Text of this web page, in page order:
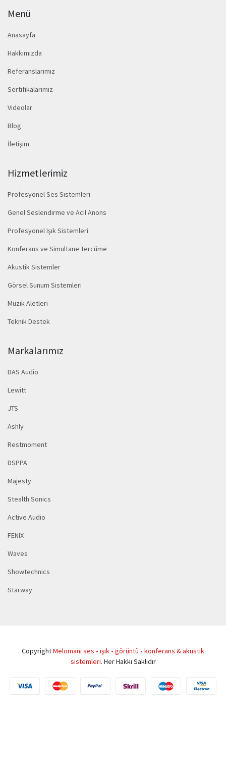
Menü
Anasayfa
Hakkımızda
Referanslarımız
Sertifikalarımız
Videolar
Blog
İletişim
Hizmetlerimiz
Profesyonel Ses Sistemleri
Genel Seslendirme ve Acil Anons
Profesyonel Işık Sistemleri
Konferans ve Simultane Tercüme
Akustik Sistemler
Görsel Sunum Sistemleri
Müzik Aletleri
Teknik Destek
Markalarımız
DAS Audio
Lewitt
JTS
Ashly
Restmoment
DSPPA
Majesty
Stealth Sonics
Active Audio
FENIX
Waves
Showtechnics
Starway
CopyrightMelomani ses • ışık • görüntü • konferans & akustik
sistemleri. Her Hakkı Saklıdır